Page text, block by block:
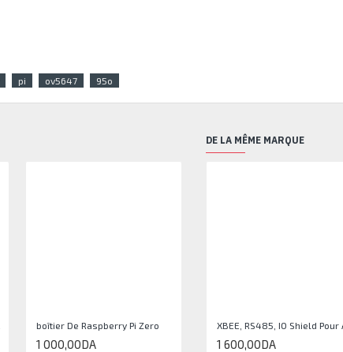
pi ov5647 95o
boîtier De Raspberry Pi Zero
1 000,00DA
Boitier Raspberry PI 4
1 100,00DA
DE LA MÊME MARQUE
1 600,00DA